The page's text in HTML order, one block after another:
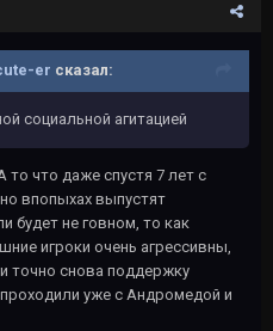
er сказал:
социальной агитацией
то что даже спустя 7 лет с
впопыхах выпустят
будет не говном, то как
игроки очень агрессивны,
точно снова поддержку
уже с Андромедой и